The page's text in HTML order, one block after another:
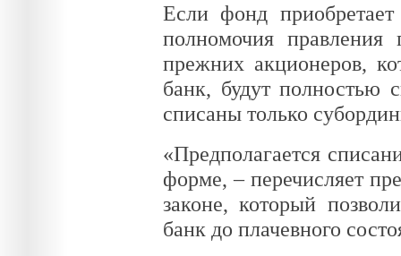
Если фонд
полномочия
прежних акционеров,
банк, будут полностью
списаны только
«Предполагается
форме, – перечисляет
законе, который
банк до плачевного